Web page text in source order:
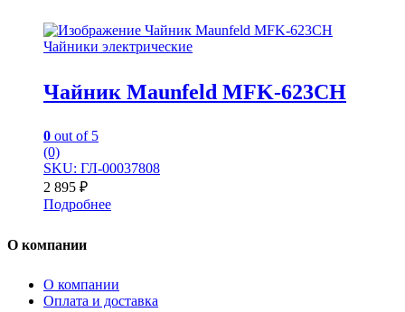
Чайники электрические
Чайник Maunfeld MFK-623CH
0 out of 5
(0)
SKU: ГЛ-00037808
2 895 ₽
Подробнее
О компании
О компании
Оплата и доставка